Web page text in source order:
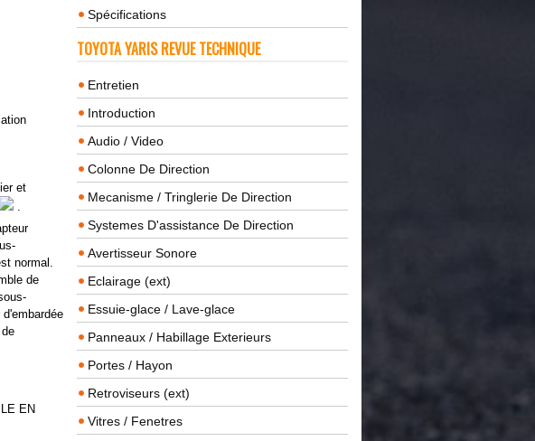
et
.
normal.
de
EN
Spécifications
TOYOTA YARIS REVUE TECHNIQUE
Entretien
Introduction
Audio / Video
Colonne De Direction
Mecanisme / Tringlerie De Direction
Systemes D'assistance De Direction
Avertisseur Sonore
Eclairage (ext)
Essuie-glace / Lave-glace
Panneaux / Habillage Exterieurs
Portes / Hayon
Retroviseurs (ext)
Vitres / Fenetres